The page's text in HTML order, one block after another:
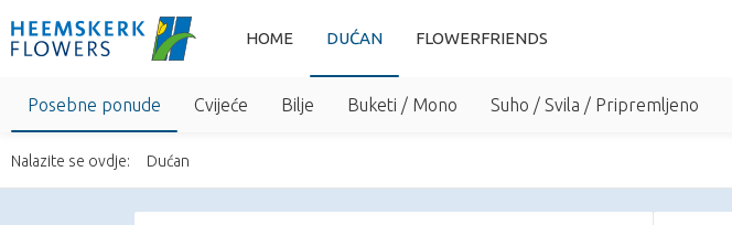
HOME DUĆAN FLOWERFRIENDS
Posebne ponude Cvijeće Bilje Buketi / Mono Suho / Svila / Pripremljeno
Nalazite se ovdje: Dućan